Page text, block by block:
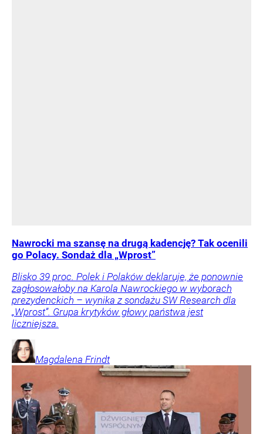
Nawrocki ma szansę na drugą kadencję? Tak ocenili
go Polacy. Sondaż dla „Wprost”
Blisko 39 proc. Polek i Polaków deklaruje, że ponownie
zagłosowałoby na Karola Nawrockiego w wyborach
prezydenckich – wynika z sondażu SW Research dla
„Wprost”. Grupa krytyków głowy państwa jest
liczniejsza.
Magdalena Frindt